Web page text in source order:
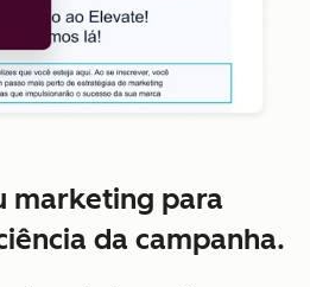
marketing para
da campanha.